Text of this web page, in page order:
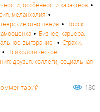
особенности характера •
меланхолия •
отношения • Поиск
• Бизнес, карьера,
выгорание • Страхи,
• Психологическое
друзья, коллеги, социальная
180